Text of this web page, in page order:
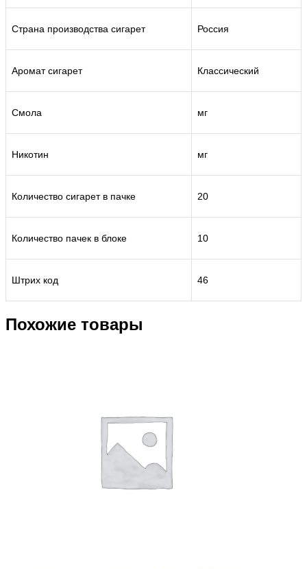
Страна производства сигарет Россия
Аромат сигарет Классический
Смола мг
Никотин мг
Количество сигарет в пачке 20
Количество пачек в блоке 10
Штрих код 46
Похожие товары